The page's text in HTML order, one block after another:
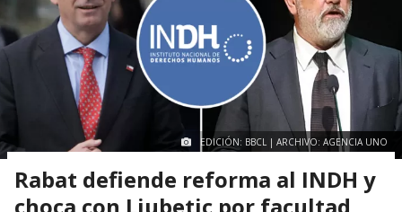
EDICIÓN: BBCL | ARCHIVO: AGENCIA UNO
Rabat defiende reforma al INDH y